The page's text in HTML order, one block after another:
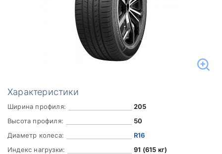
Характеристики
Ширина профиля:
205
Высота профиля:
50
Диаметр колеса:
R16
Индекс нагрузки:
91 (615 кг)